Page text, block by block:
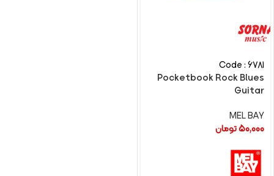
Code : 6781
Pocketbook Rock Blues
Guitar
MEL BAY
50,000تومان